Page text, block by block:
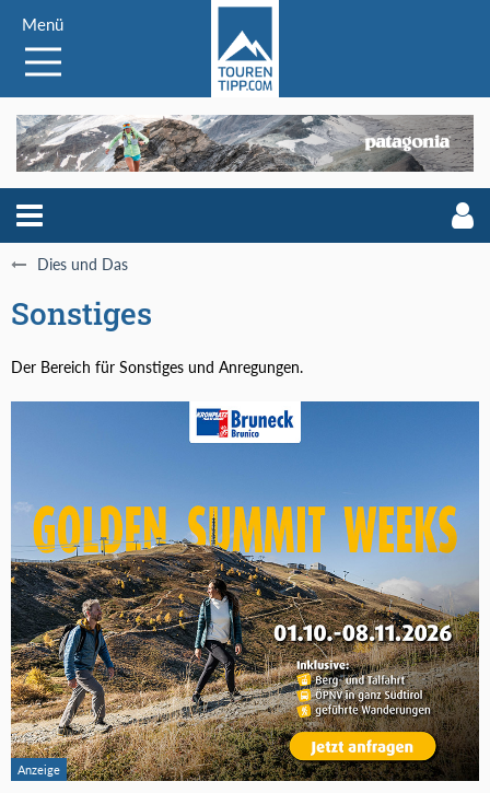
Menü
Dies und Das
Sonstiges
Der Bereich für Sonstiges und Anregungen.